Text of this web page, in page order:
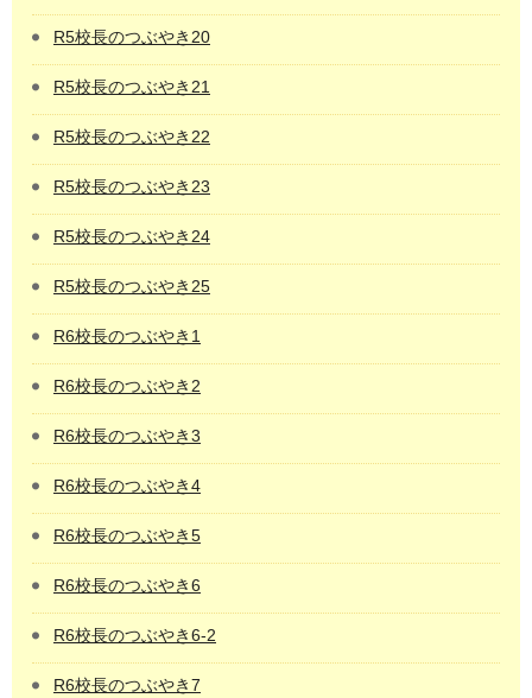
R5校長のつぶやき20
R5校長のつぶやき21
R5校長のつぶやき22
R5校長のつぶやき23
R5校長のつぶやき24
R5校長のつぶやき25
R6校長のつぶやき1
R6校長のつぶやき2
R6校長のつぶやき3
R6校長のつぶやき4
R6校長のつぶやき5
R6校長のつぶやき6
R6校長のつぶやき6-2
R6校長のつぶやき7